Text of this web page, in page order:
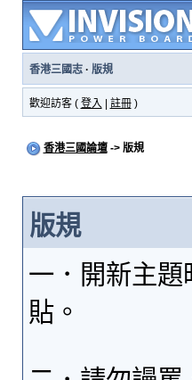
香港三國志· 版規
歡迎訪客 ( 登入 註冊)
香港三國論壇-> 版規
版規
一．開新主
貼。